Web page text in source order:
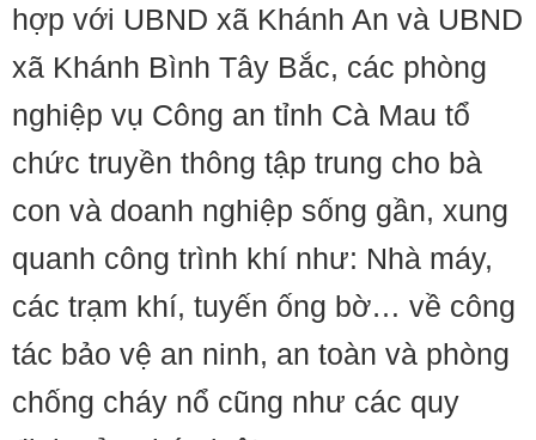
hợp với UBND xã Khánh An và UBND
xã Khánh Bình Tây Bắc, các phòng
nghiệp vụ Công an tỉnh Cà Mau tổ
chức truyền thông tập trung cho bà
con và doanh nghiệp sống gần, xung
quanh công trình khí như: Nhà máy,
các trạm khí, tuyến ống bờ… về công
tác bảo vệ an ninh, an toàn và phòng
chống cháy nổ cũng như các quy